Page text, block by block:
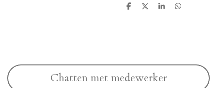
D
D
S
D
Chatten met medewerker